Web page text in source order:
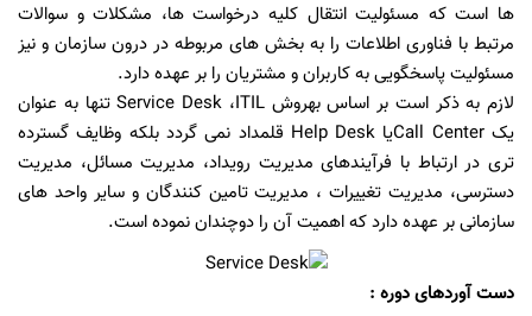
ها است که مسئولیت انتقال کلیه درخواست ها، مشکلات و سوالات
مرتبط با فناوری اطلاعات را به بخش های مربوطه در درون سازمان و نیز
مسئولیت پاسخگویی به کاربران و مشتریان را بر عهده دارد.
لازم به ذکر است بر اساس بهروش Service Desk ،ITIL تنها به عنوان
یک Call Centerیا Help Desk قلمداد نمی گردد بلکه وظایف گسترده
تری در ارتباط با فرآیندهای مدیریت رویداد، مدیریت مسائل، مدیریت
دسترسی، مدیریت تغییرات ، مدیریت تامین کنندگان و سایر واحد های
سازمانی بر عهده دارد که اهمیت آن را دوچندان نموده است.
دست آوردهای دوره :